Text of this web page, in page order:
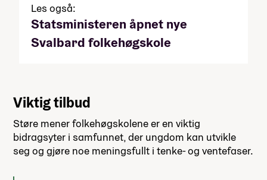
Les også:
Statsministeren åpnet nye
Svalbard folkehøgskole
Viktig tilbud
Støre mener folkehøgskolene er en viktig
bidragsyter i samfunnet, der ungdom kan utvikle
seg og gjøre noe meningsfullt i tenke- og ventefaser.